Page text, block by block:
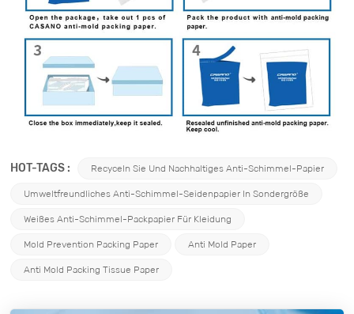
HOT-TAGS : Recyceln Sie Und Nachhaltiges Anti-Schimmel-Papier
Umweltfreundliches Anti-Schimmel-Seidenpapier In Sondergröße
Weißes Anti-Schimmel-Packpapier Für Kleidung
Mold Prevention Packing Paper Anti Mold Paper
Anti Mold Packing Tissue Paper